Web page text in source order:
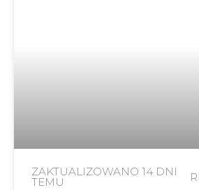
ZAKTUALIZOWANO 14 DNI
TEMU